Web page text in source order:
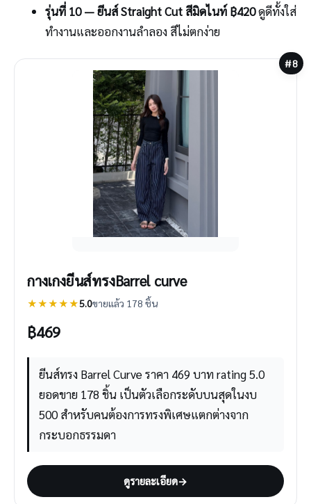
รุ่นที่ 10 — ยีนส์ Straight Cut สีมิดไนท์ ฿420ดูดีทั้งใส่
ทำงานและออกงานลำลอง สีไม่ตกง่าย
#8
กางเกงยีนส์ทรงBarrel curve
★★★★★5.0ขายแล้ว 178 ชิ้น
฿469
ยีนส์ทรง Barrel Curve ราคา 469 บาท rating 5.0
ยอดขาย 178 ชิ้น เป็นตัวเลือกระดับบนสุดในงบ
500 สำหรับคนต้องการทรงพิเศษแตกต่างจาก
กระบอกธรรมดา
ดูรายละเอียด→